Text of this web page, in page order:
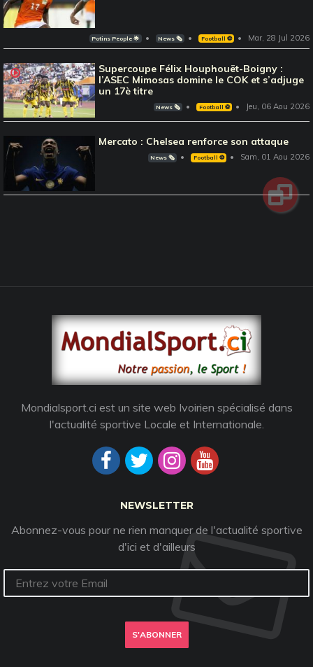
Potins People 🌟 News 🗞️ Football ⚽️ Mar, 28 Jul 2026
Supercoupe Félix Houphouët-Boigny :
l’ASEC Mimosas domine le COK et s’adjuge
un 17è titre
News 🗞️ Football ⚽️ Jeu, 06 Aou 2026
Mercato : Chelsea renforce son attaque
News 🗞️ Football ⚽️ Sam, 01 Aou 2026
Mondialsport.ci est un site web Ivoirien spécialisé dans
l'actualité sportive Locale et Internationale.
NEWSLETTER
Abonnez-vous pour ne rien manquer de l'actualité sportive
d'ici et d'ailleurs
S'ABONNER